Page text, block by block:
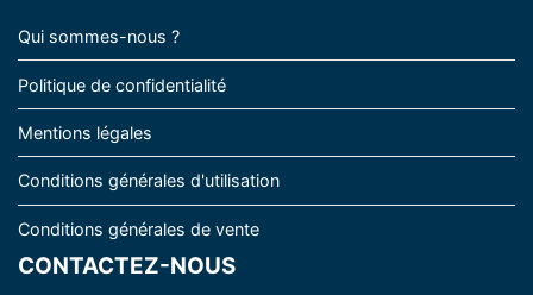
Qui sommes-nous ?
Politique de confidentialité
Mentions légales
Conditions générales d'utilisation
Conditions générales de vente
CONTACTEZ-NOUS